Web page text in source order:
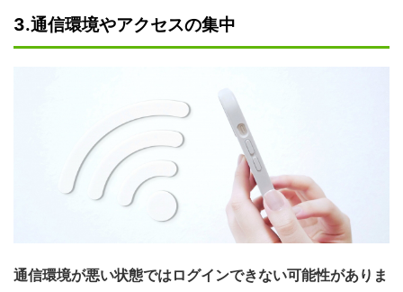
3.通信環境やアクセスの集中
通信環境が悪い状態ではログインできない可能性がありま